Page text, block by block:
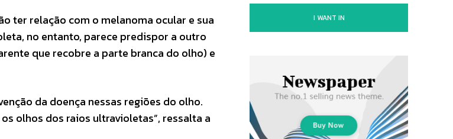
ter relação com o melanoma ocular e sua
no entanto, parece predispor a outro
que recobre a parte branca do olho) e
da doença nessas regiões do olho.
olhos dos raios ultravioletas”, ressalta a
I WANT IN